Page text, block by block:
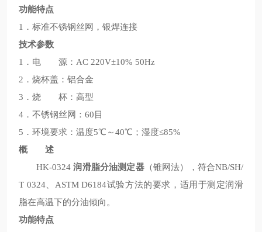
功能特点
1．标准不锈钢丝网，银焊连接
技术参数
1．电 源：AC 220V±10% 50Hz
2．烧杯盖：铝合金
3．烧 杯：高型
4．不锈钢丝网：60目
5．环境要求：温度5℃～40℃；湿度≤85%
概 述
HK-0324润滑脂分油测定器（锥网法），符合NB/SH/
T 0324、ASTM D6184试验方法的要求，适用于测定润滑
脂在高温下的分油倾向。
功能特点